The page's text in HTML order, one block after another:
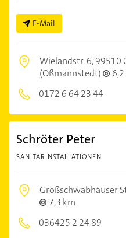
E-Mail
Wielandstr. 6,99510
(Oßmannstedt)
0172 6 64 23 44
Schröter Peter
SANITÄRINSTALLATIONEN
Großschwabhäuser
7,3 km
036425 2 24 89